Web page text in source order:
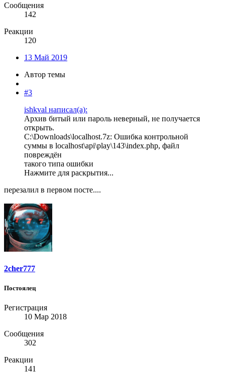
Сообщения
142
Реакции
120
13 Май 2019
Автор темы
#3
ishkval написал(а):
Архив битый или пароль неверный, не получается
открыть.
C:\Downloads\localhost.7z: Ошибка контрольной
суммы в localhost\api\play\143\index.php, файл
повреждён
такого типа ошибки
Нажмите для раскрытия...
перезалил в первом посте....
2cher777
Постоялец
Регистрация
10 Мар 2018
Сообщения
302
Реакции
141